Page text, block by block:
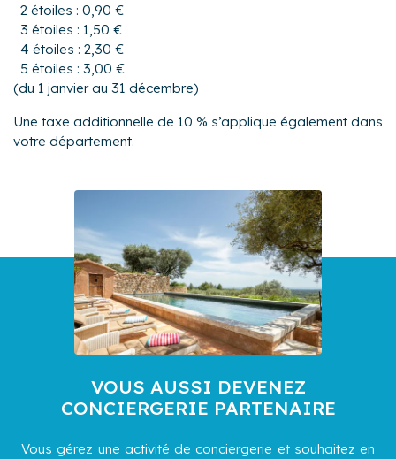
2 étoiles : 0,90 €
3 étoiles : 1,50 €
4 étoiles : 2,30 €
5 étoiles : 3,00 €
(du 1 janvier au 31 décembre)
Une taxe additionnelle de 10 % s’applique également dans
votre département.
VOUS AUSSI DEVENEZ
CONCIERGERIE PARTENAIRE
Vous gérez une activité de conciergerie et souhaitez en